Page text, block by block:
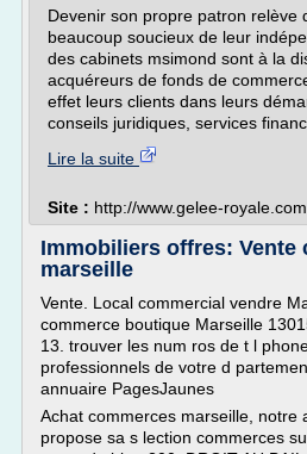
Devenir son propre patron relève
beaucoup soucieux de leur
des cabinets msimond sont à la
acquéreurs de fonds de
effet leurs clients dans leurs
conseils juridiques, services
Lire la suite
Site : http://www.gelee-royale.com
Immobiliers offres: Vente
marseille
Vente. Local commercial vendre
commerce boutique Marseille
13. trouver les num ros de t l
professionnels de votre d
annuaire PagesJaunes
Achat commerces marseille, notre
propose sa s lection commerces